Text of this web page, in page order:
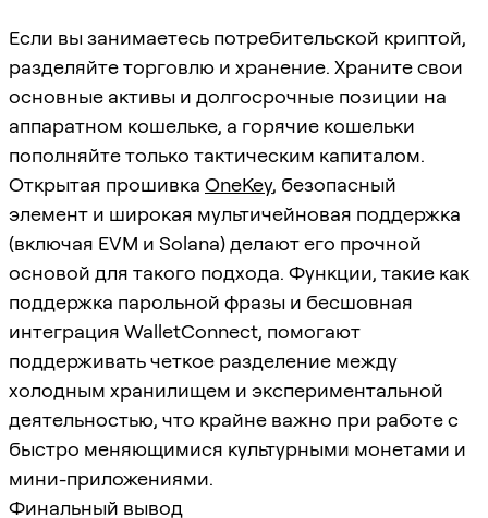
Если вы занимаетесь потребительской криптой,
разделяйте торговлю и хранение. Храните свои
основные активы и долгосрочные позиции на
аппаратном кошельке, а горячие кошельки
пополняйте только тактическим капиталом.
Открытая прошивка OneKey, безопасный
элемент и широкая мультичейновая поддержка
(включая EVM и Solana) делают его прочной
основой для такого подхода. Функции, такие как
поддержка парольной фразы и бесшовная
интеграция WalletConnect, помогают
поддерживать четкое разделение между
холодным хранилищем и экспериментальной
деятельностью, что крайне важно при работе с
быстро меняющимися культурными монетами и
мини-приложениями.
Финальный вывод